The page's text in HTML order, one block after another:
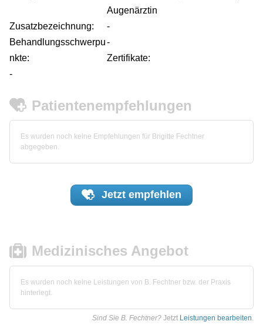
Augenärztin
Zusatzbezeichnung:
-
Behandlungsschwerpu
nkte:
-
Zertifikate:
-
Patientenempfehlungen
Es wurden noch keine Empfehlungen für Brigitte Fechtner
abgegeben.
Jetzt empfehlen
Medizinisches Angebot
Es wurden noch keine Leistungen von B. Fechtner bzw. der Praxis
hinterlegt.
Sind Sie B. Fechtner? Jetzt Leistungen bearbeiten.